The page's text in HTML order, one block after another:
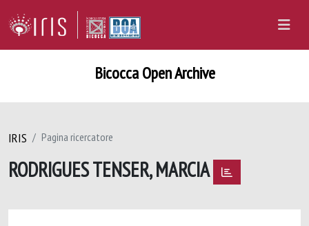
Bicocca Open Archive
IRIS Pagina ricercatore
RODRIGUES TENSER, MARCIA